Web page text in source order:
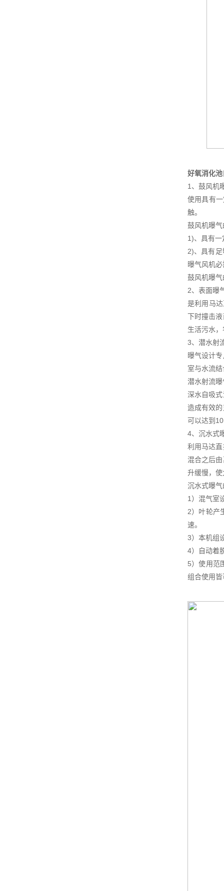
好氧消化
1、鼓风机
使用具有
触。
鼓风机曝
1)、具有
2)、具有
曝气风机
鼓风机曝
2、表面曝
是利用马
下时撞击
生活污水
3、潜水射
曝气设计
室与水流
潜水射流
深水自吸
造成有效
可以达到
4、沉水式
利用马达
混合之后
升缓慢，
沉水式曝
1）混气室
2）叶轮产
速。
3）本机组
4）自动着
5）使用范
组合使用皆